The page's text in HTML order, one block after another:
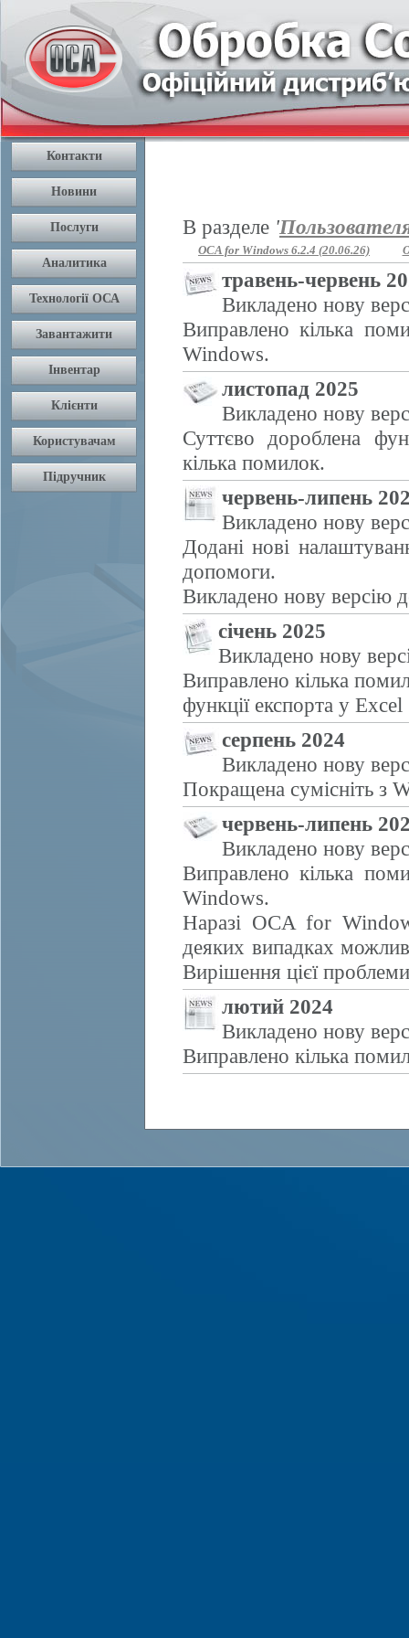
В разделе '
OCA for Windows 6.2.4 (20.06.26)
травень-червень
Викладено нову
Виправлено кілька
Windows.
листопад 2025
Викладено нову
Суттєво дороблена
кілька помилок.
червень-липень
Викладено нову
Додані нові
допомоги.
Викладено нову версію
січень 2025
Викладено нову
Виправлено кілька
функції експорта у Excel
серпень 2024
Викладено нову
Покращена сумісніть з
червень-липень
Викладено нову
Виправлено кілька
Windows.
Наразі OCA for
деяких випадках
Вирішення цієї
лютий 2024
Викладено нову
Виправлено кілька